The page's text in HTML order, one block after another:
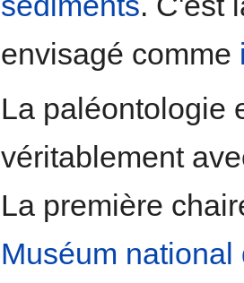
envisagé comme
La paléontologie
véritablement
La première
Muséum